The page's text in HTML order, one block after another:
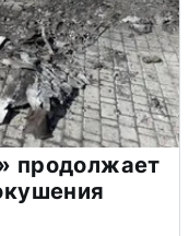
продолжает